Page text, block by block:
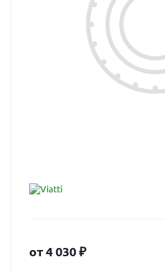
от4 030₽